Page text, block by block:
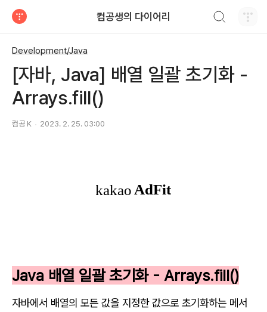
컴공생의 다이어리
Development/Java
[자바, Java] 배열 일괄 초기화 -
Arrays.fill()
컴공 K 2023. 2. 25. 03:00
Java 배열 일괄 초기화 - Arrays.fill()
자바에서 배열의 모든 값을 지정한 값으로 초기화하는 메서